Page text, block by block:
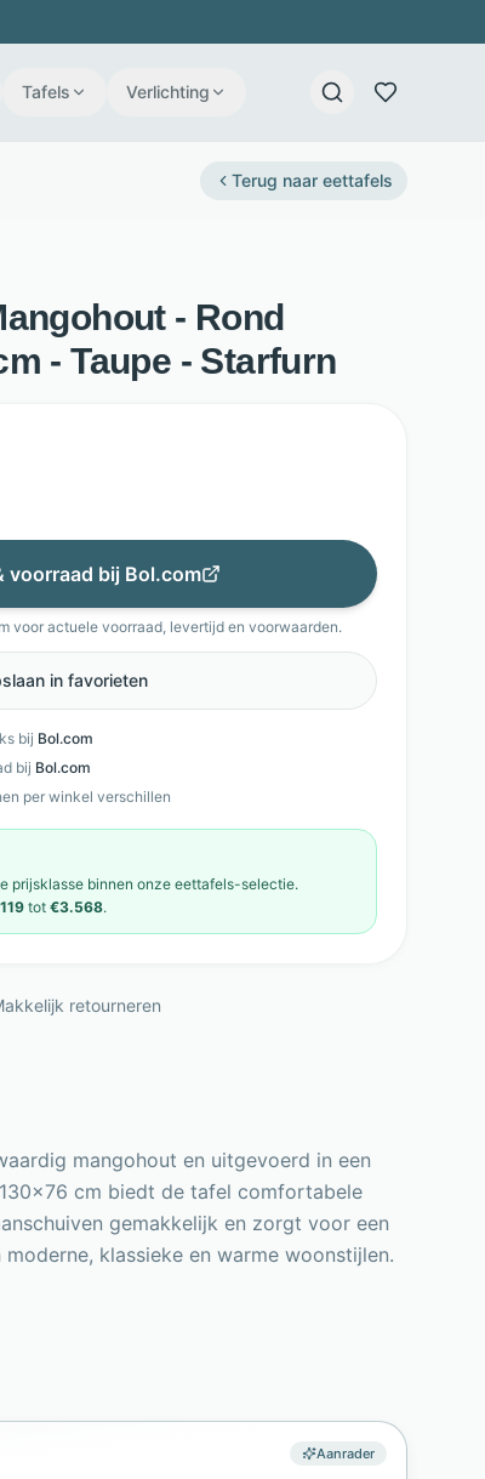
Tafels Verlichting
Terug naar eettafels
- Rond
- Taupe - Starfurn
voorraad bij Bol.com
voor actuele voorraad, levertijd en voorwaarden.
in favorieten
bij Bol.com
bij Bol.com
per winkel verschillen
prijsklasse binnen onze eettafels-selectie.
tot €3.568.
retourneren
mangohout en uitgevoerd in een
cm biedt de tafel comfortabele
gemakkelijk en zorgt voor een
klassieke en warme woonstijlen.
Aanrader